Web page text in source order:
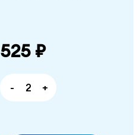
525 ₽
- +